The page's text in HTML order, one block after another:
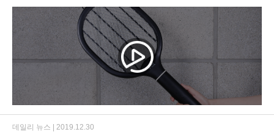
#충전식모기채 #파리채 #전기파리채 #파리모기채
#모기채추천
#픽스트랩파리모기채
데일리 뉴스 | 2019.12.30